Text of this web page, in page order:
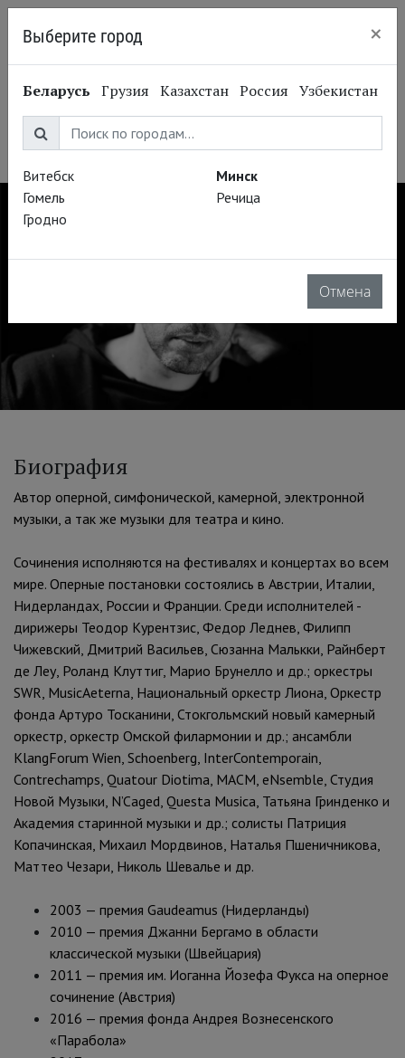
Дмитрий Курляндский
Dmitriy Kurlyandskiy
Биография
Автор оперной, симфонической, камерной, электронной
музыки, а так же музыки для театра и кино.
Сочинения исполняются на фестивалях и концертах во всем
мире. Оперные постановки состоялись в Австрии, Италии,
Нидерландах, России и Франции. Среди исполнителей -
дирижеры Теодор Курентзис, Федор Леднев, Филипп
Чижевский, Дмитрий Васильев, Сюзанна Малькки, Райнберт
де Леу, Роланд Клуттиг, Марио Брунелло и др.; оркестры
SWR, MusicAeterna, Национальный оркестр Лиона, Оркестр
фонда Артуро Тосканини, Стокгольмский новый камерный
оркестр, оркестр Омской филармонии и др.; ансамбли
KlangForum Wien, Schoenberg, InterContemporain,
Contrechamps, Quatour Diotima, МАСМ, eNsemble, Студия
Новой Музыки, N’Caged, Questa Musica, Татьяна Гринденко и
Академия старинной музыки и др.; солисты Патриция
Копачинская, Михаил Мордвинов, Наталья Пшеничникова,
Маттео Чезари, Николь Шевалье и др.
2003 — премия Gaudeamus (Нидерланды)
2010 — премия Джанни Бергамо в области
классической музыки (Швейцария)
2011 — премия им. Иоганна Йозефа Фукса на оперное
сочинение (Австрия)
2016 — премия фонда Андрея Вознесенского
«Парабола»
Выберите город ×
Беларусь Грузия Казахстан Россия Узбекистан
Витебск
Гомель
Гродно
Минск
Речица
Отмена